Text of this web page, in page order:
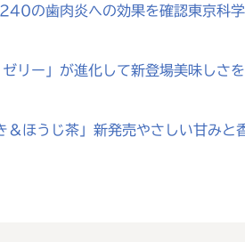
の歯肉炎への効果を確認東京科
ゼリー」が進化して新登場美味しさ
＆ほうじ茶」新発売やさしい甘み